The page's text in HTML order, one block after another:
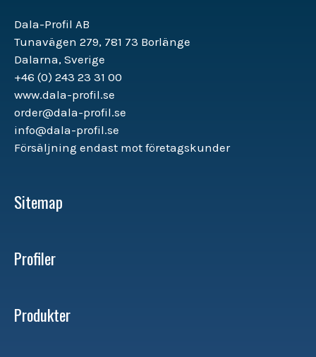
Dala-Profil AB
Tunavägen 279, 781 73 Borlänge
Dalarna, Sverige
+46 (0) 243 23 31 00
www.dala-profil.se
order@dala-profil.se
info@dala-profil.se
Försäljning endast mot företagskunder
Sitemap
Profiler
Produkter